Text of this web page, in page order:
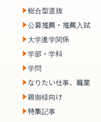
総合型選抜
公募推薦・推薦入試
大学進学関係
学部・学科
学問
なりたい仕事、職業
親御様向け
特集記事